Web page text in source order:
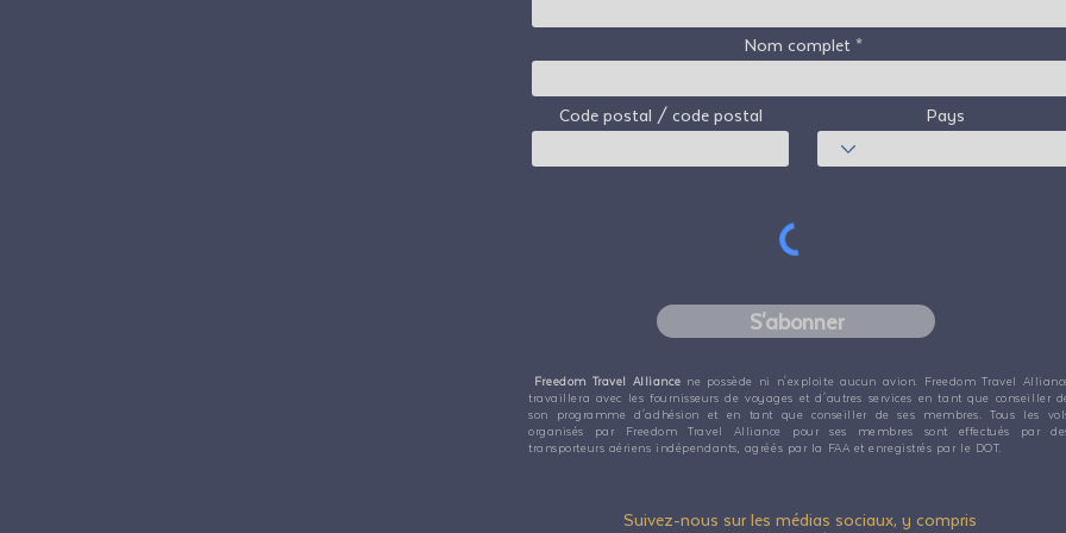
Nom complet
Code postal / code postal Pays
S'abonner
Freedom Travel Alliance ne possède ni n'exploite aucun avion. Freedom Travel
travaillera avec les fournisseurs de voyages et d'autres services en tant que conseiller
son programme d'adhésion et en tant que conseiller de ses membres. Tous les
organisés par Freedom Travel Alliance pour ses membres sont effectués par
transporteurs aériens indépendants, agréés par la FAA et enregistrés par le DOT.
Suivez-nous sur les médias sociaux, y compris